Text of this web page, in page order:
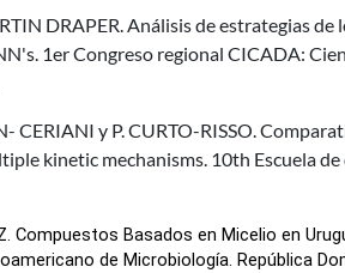
DRAPER. Análisis de estrategias
1er Congreso regional CICADA:
CERIANI y P. CURTO-RISSO.
kinetic mechanisms. 10th Escuela
Compuestos Basados en Micelio en
de Microbiología. República